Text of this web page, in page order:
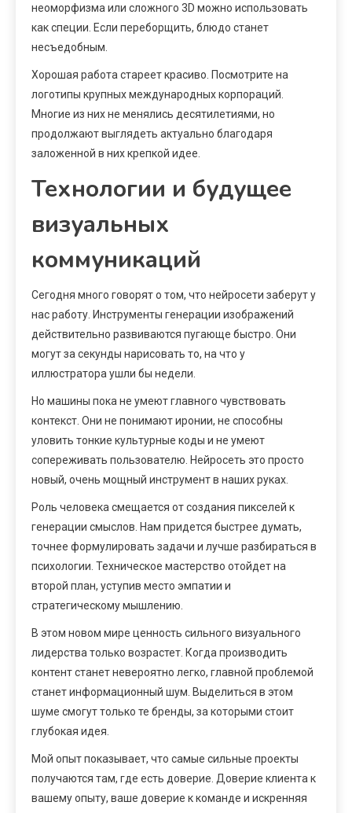
неоморфизма или сложного 3D можно использовать
как специи. Если переборщить, блюдо станет
несъедобным.
Хорошая работа стареет красиво. Посмотрите на
логотипы крупных международных корпораций.
Многие из них не менялись десятилетиями, но
продолжают выглядеть актуально благодаря
заложенной в них крепкой идее.
Технологии и будущее
визуальных
коммуникаций
Сегодня много говорят о том, что нейросети заберут у
нас работу. Инструменты генерации изображений
действительно развиваются пугающе быстро. Они
могут за секунды нарисовать то, на что у
иллюстратора ушли бы недели.
Но машины пока не умеют главного чувствовать
контекст. Они не понимают иронии, не способны
уловить тонкие культурные коды и не умеют
сопереживать пользователю. Нейросеть это просто
новый, очень мощный инструмент в наших руках.
Роль человека смещается от создания пикселей к
генерации смыслов. Нам придется быстрее думать,
точнее формулировать задачи и лучше разбираться в
психологии. Техническое мастерство отойдет на
второй план, уступив место эмпатии и
стратегическому мышлению.
В этом новом мире ценность сильного визуального
лидерства только возрастет. Когда производить
контент станет невероятно легко, главной проблемой
станет информационный шум. Выделиться в этом
шуме смогут только те бренды, за которыми стоит
глубокая идея.
Мой опыт показывает, что самые сильные проекты
получаются там, где есть доверие. Доверие клиента к
вашему опыту, ваше доверие к команде и искренняя